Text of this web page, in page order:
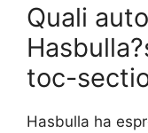
Quali
toc-
Hasbulla ha